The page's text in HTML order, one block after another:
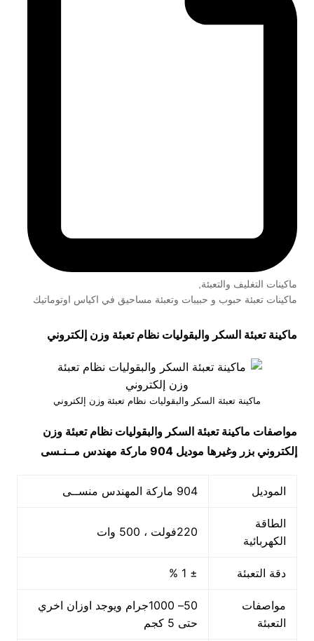
ماكينات التغليف والتعبئة,
ماكينات تعبئة حبوب و حبيبات وتعبئة مساحيق في اكياس اوتوماتيك
ماكينة تعبئة السكر والبقوليات نظام تعبئة وزن إلكتروني
ماكينة تعبئة السكر والبقوليات نظام تعبئة وزن إلكتروني
مواصفات ماكينة تعبئة السكر والبقوليات نظام تعبئة وزن
إلكتروني بزر وغيرها موديل 904 ماركة مهندس مــنـسى
الموديل 904 ماركة المهندس منســى
الطاقة
الكهربائية
220فولت ، 500 وات
دقة التعبئة ± 1 %
مواصفات
التعبئة
50– 1000جرام ويوجد اوزان اخري
حتى 5 كجم